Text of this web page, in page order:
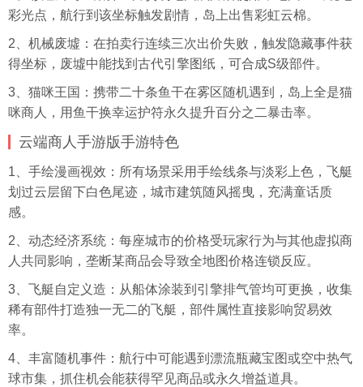
彩光点，航行到该坐标触发剧情，岛上出售彩虹云棉。
2、机械废墟：在拍卖行连续三次出价失败，触发隐藏事件获
得坐标，废墟中能找到古代引擎图纸，可合成S级部件。
3、猫咪王国：携带二十条鱼干在雾区随机遇到，岛上全是猫
咪商人，用鱼干换幸运护符永久提升百分之二暴击率。
云端商人手游版手游特色
1、手绘漫画视效：所有场景采用手绘线条与淡彩上色，飞艇
划过云层留下白色尾迹，城市建筑随风摇曳，充满童话质
感。
2、动态经济系统：每座城市的价格受玩家行为与其他虚拟商
人共同影响，垄断某商品会导致全地图价格连锁反应。
3、飞艇自定义造：从船体涂装到引擎排气管均可更换，收集
稀有部件打造独一无二的飞艇，部件属性直接影响贸易效
率。
4、丰富随机事件：航行中可能遇到漂流瓶藏宝图或空中热气
球市集，抓住机会能获得罕见商品或永久增益道具。